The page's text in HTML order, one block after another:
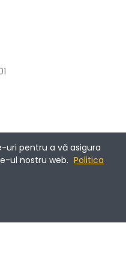
uri pentru a vă asigura
ul nostru web. Politica